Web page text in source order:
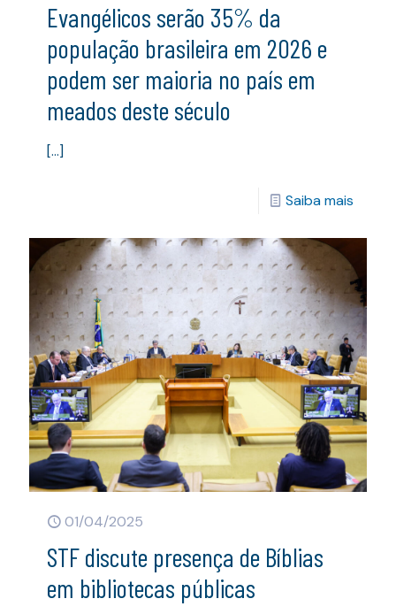
Evangélicos serão 35% da
população brasileira em 2026 e
podem ser maioria no país em
meados deste século
[…]
Saiba mais
01/04/2025
STF discute presença de Bíblias
em bibliotecas públicas